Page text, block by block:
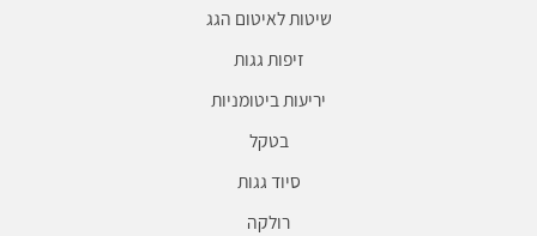
שיטות לאיטום הגג
זיפות גגות
יריעות ביטומניות
בטקל
סיוד גגות
רולקה